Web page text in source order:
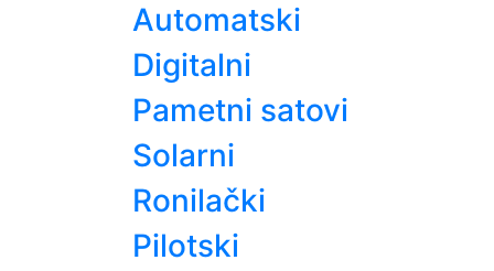
Automatski
Digitalni
Pametni satovi
Solarni
Ronilački
Pilotski